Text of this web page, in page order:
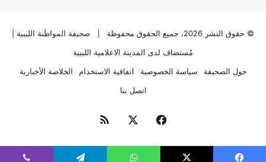
© حقوق النشر 2026، جميع الحقوق محفوظة | صحيفة المواطَنة الليبية
مُستضاف لدى المدينة الاعلامية الليبية
حول الصحيفة
سياسة الخصوصية اتفاقية الاستخدام
الخلاصة الأخبارية
اتصل بنا
فيسبوك ملخص
الموقع